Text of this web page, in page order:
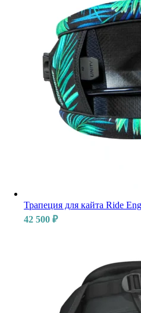
Трапеция для кайта Ride
42 500 ₽